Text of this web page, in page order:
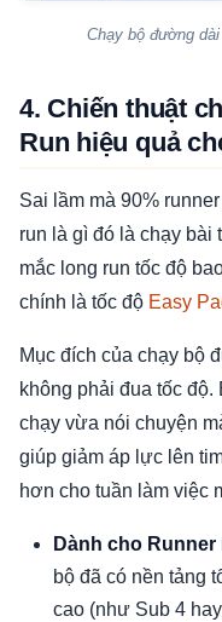
Chạy bộ đường
4. Chiến thuật
Run hiệu quả
Sai lầm mà 90%
run là gì đó là chạy bài
mắc long run tốc độ
chính là tốc độ Easy
Mục đích của chạy bộ
không phải đua tốc
chạy vừa nói chuyện
giúp giảm áp lực lên
hơn cho tuần làm việc
Dành cho Runner
bộ đã có nền tảng
cao (như Sub 4